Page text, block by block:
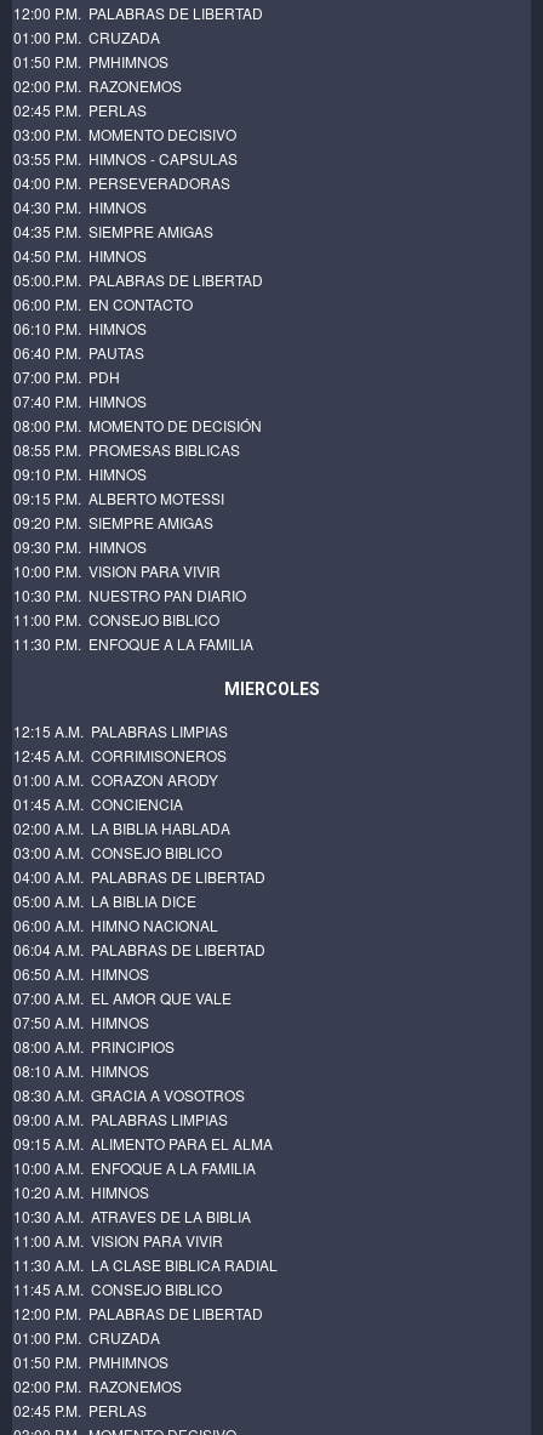
12:00 P.M. PALABRAS DE LIBERTAD
01:00 P.M. CRUZADA
01:50 P.M. PMHIMNOS
02:00 P.M. RAZONEMOS
02:45 P.M. PERLAS
03:00 P.M. MOMENTO DECISIVO
03:55 P.M. HIMNOS - CAPSULAS
04:00 P.M. PERSEVERADORAS
04:30 P.M. HIMNOS
04:35 P.M. SIEMPRE AMIGAS
04:50 P.M. HIMNOS
05:00.P.M. PALABRAS DE LIBERTAD
06:00 P.M. EN CONTACTO
06:10 P.M. HIMNOS
06:40 P.M. PAUTAS
07:00 P.M. PDH
07:40 P.M. HIMNOS
08:00 P.M. MOMENTO DE DECISIÓN
08:55 P.M. PROMESAS BIBLICAS
09:10 P.M. HIMNOS
09:15 P.M. ALBERTO MOTESSI
09:20 P.M. SIEMPRE AMIGAS
09:30 P.M. HIMNOS
10:00 P.M. VISION PARA VIVIR
10:30 P.M. NUESTRO PAN DIARIO
11:00 P.M. CONSEJO BIBLICO
11:30 P.M. ENFOQUE A LA FAMILIA
MIERCOLES
12:15 A.M. PALABRAS LIMPIAS
12:45 A.M. CORRIMISONEROS
01:00 A.M. CORAZON ARODY
01:45 A.M. CONCIENCIA
02:00 A.M. LA BIBLIA HABLADA
03:00 A.M. CONSEJO BIBLICO
04:00 A.M. PALABRAS DE LIBERTAD
05:00 A.M. LA BIBLIA DICE
06:00 A.M. HIMNO NACIONAL
06:04 A.M. PALABRAS DE LIBERTAD
06:50 A.M. HIMNOS
07:00 A.M. EL AMOR QUE VALE
07:50 A.M. HIMNOS
08:00 A.M. PRINCIPIOS
08:10 A.M. HIMNOS
08:30 A.M. GRACIA A VOSOTROS
09:00 A.M. PALABRAS LIMPIAS
09:15 A.M. ALIMENTO PARA EL ALMA
10:00 A.M. ENFOQUE A LA FAMILIA
10:20 A.M. HIMNOS
10:30 A.M. ATRAVES DE LA BIBLIA
11:00 A.M. VISION PARA VIVIR
11:30 A.M. LA CLASE BIBLICA RADIAL
11:45 A.M. CONSEJO BIBLICO
12:00 P.M. PALABRAS DE LIBERTAD
01:00 P.M. CRUZADA
01:50 P.M. PMHIMNOS
02:00 P.M. RAZONEMOS
02:45 P.M. PERLAS